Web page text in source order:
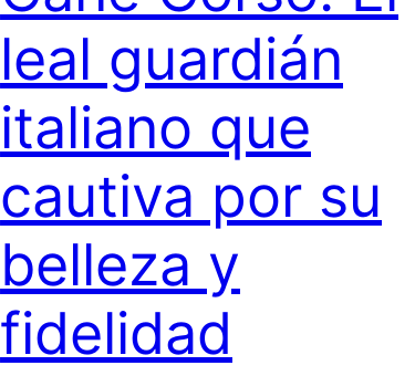
leal guardián
italiano que
cautiva por su
belleza y
fidelidad